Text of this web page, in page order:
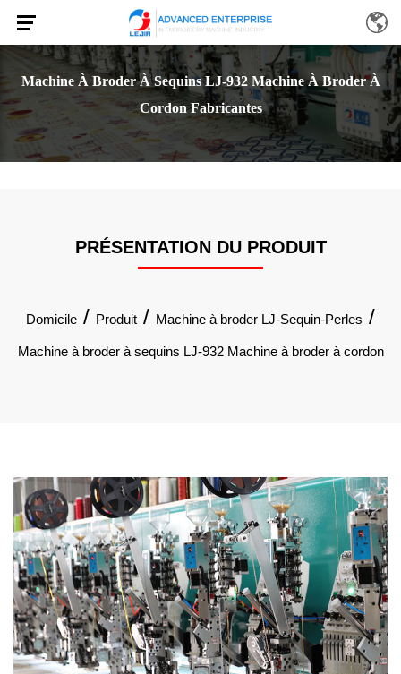
Machine À Broder À Sequins LJ-932 Machine À Broder À
Cordon Fabricantes
PRÉSENTATION DU PRODUIT
Domicile / Produit / Machine à broder LJ-Sequin-Perles /
Machine à broder à sequins LJ-932 Machine à broder à cordon